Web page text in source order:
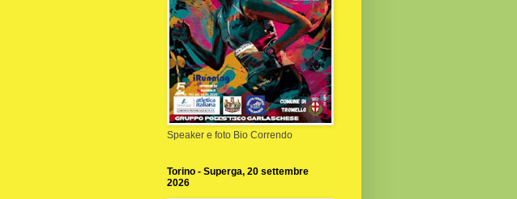
Speaker e foto Bio Correndo
Torino - Superga, 20 settembre
2026